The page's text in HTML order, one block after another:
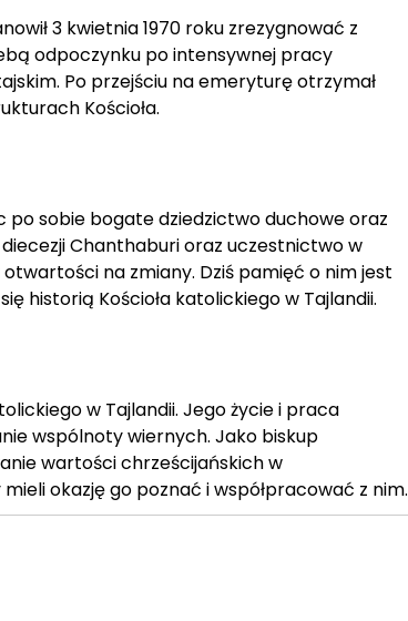
3 kwietnia 1970 roku zrezygnować z
odpoczynku po intensywnej pracy
Po przejściu na emeryturę otrzymał
Kościoła.
po sobie bogate dziedzictwo duchowe oraz
diecezji Chanthaburi oraz uczestnictwo w
na zmiany. Dziś pamięć o nim jest
historią Kościoła katolickiego w Tajlandii.
w Tajlandii. Jego życie i praca
wspólnoty wiernych. Jako biskup
wartości chrześcijańskich w
okazję go poznać i współpracować z nim.